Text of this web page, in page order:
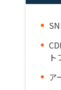
ト
ア